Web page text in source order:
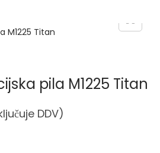
o
v
g
o
n
e
pila M1225 Titan
DDV)